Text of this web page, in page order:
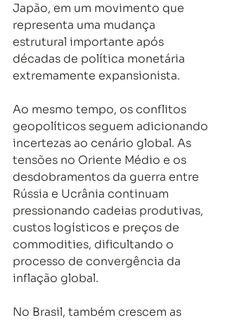
Japão, em um movimento que
representa uma mudança
estrutural importante após
décadas de política monetária
extremamente expansionista.
Ao mesmo tempo, os conflitos
geopolíticos seguem adicionando
incertezas ao cenário global. As
tensões no Oriente Médio e os
desdobramentos da guerra entre
Rússia e Ucrânia continuam
pressionando cadeias produtivas,
custos logísticos e preços de
commodities, dificultando o
processo de convergência da
inflação global.
No Brasil, também crescem as